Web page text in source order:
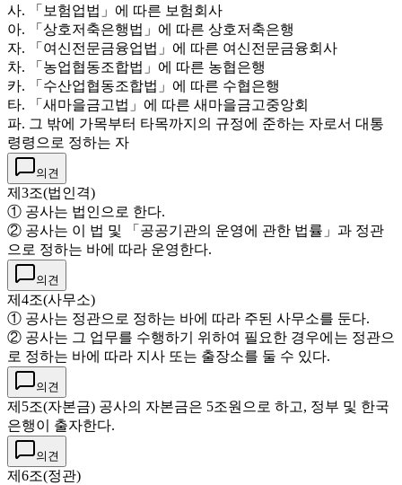
사. 「보험업법」에 따른 보험회사
아. 「상호저축은행법」에 따른 상호저축은행
자. 「여신전문금융업법」에 따른 여신전문금융회사
차. 「농업협동조합법」에 따른 농협은행
카. 「수산업협동조합법」에 따른 수협은행
타. 「새마을금고법」에 따른 새마을금고중앙회
파. 그 밖에 가목부터 타목까지의 규정에 준하는 자로서 대통
령령으로 정하는 자
의견
제3조(법인격)
① 공사는 법인으로 한다.
② 공사는 이 법 및 「공공기관의 운영에 관한 법률」과 정관
으로 정하는 바에 따라 운영한다.
의견
제4조(사무소)
① 공사는 정관으로 정하는 바에 따라 주된 사무소를 둔다.
② 공사는 그 업무를 수행하기 위하여 필요한 경우에는 정관으
로 정하는 바에 따라 지사 또는 출장소를 둘 수 있다.
의견
제5조(자본금) 공사의 자본금은 5조원으로 하고, 정부 및 한국
은행이 출자한다.
의견
제6조(정관)